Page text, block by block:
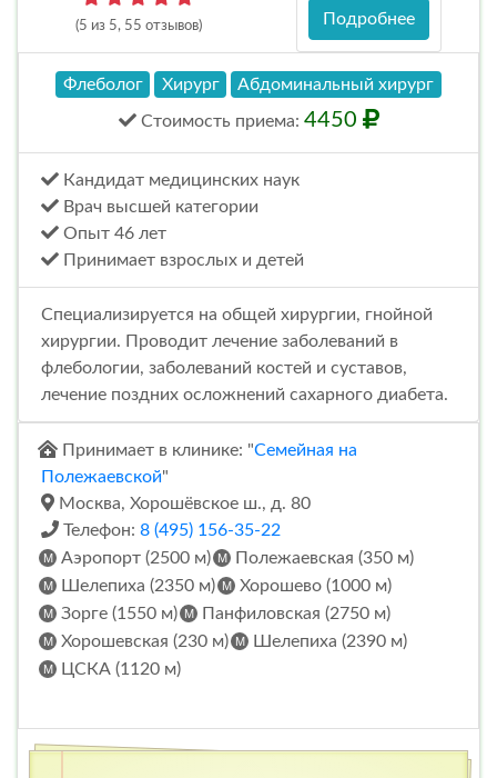
(5 из 5, 55 отзывов) Подробнее
Флеболог Хирург Абдоминальный хирург
Стоимость приема: 4450
Кандидат медицинских наук
Врач высшей категории
Опыт 46 лет
Принимает взрослых и детей
Специализируется на общей хирургии, гнойной
хирургии. Проводит лечение заболеваний в
флебологии, заболеваний костей и суставов,
лечение поздних осложнений сахарного диабета.
Принимает в клинике: "Семейная на
Полежаевской"
Москва, Хорошёвское ш., д. 80
Телефон: 8 (495) 156-35-22
Аэропорт (2500 м)
Полежаевская (350 м)
Шелепиха (2350 м)
Хорошево (1000 м)
Зорге (1550 м)
Панфиловская (2750 м)
Хорошевская (230 м)
Шелепиха (2390 м)
ЦСКА (1120 м)